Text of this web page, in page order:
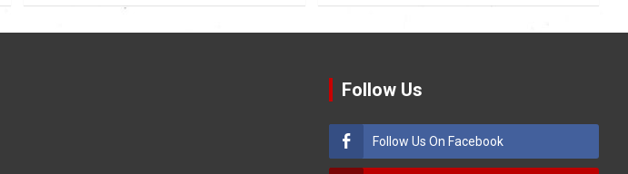
Follow Us
Follow Us On Facebook